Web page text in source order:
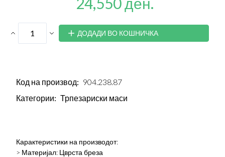
ДОДАДИ ВО КОШНИЧКА
Код на производ: 904.238.87
Категории: Трпезариски маси
Карактеристики на производот:
> Материјал: Цврста бреза